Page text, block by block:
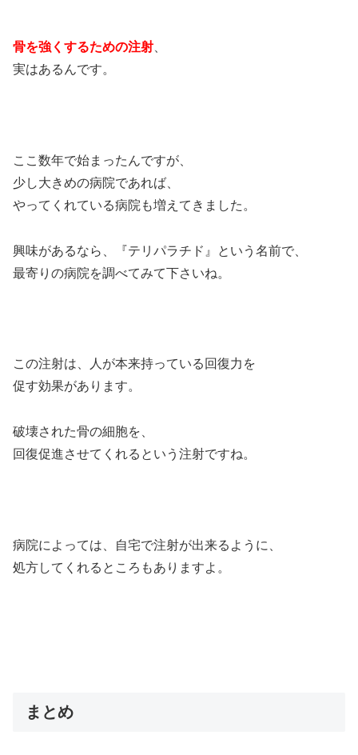
骨を強くするための注射
実はあるんです。
ここ数年で始まったんですが、
少し大きめの病院であれば、
やってくれている病院も増えてきました。
興味があるなら、『テリパラチド』という名前で、
最寄りの病院を調べてみて下さいね。
この注射は、人が本来持っている回復力を
促す効果があります。
破壊された骨の細胞を、
回復促進させてくれるという注射ですね。
病院によっては、自宅で注射が出来るように、
処方してくれるところもありますよ。
まとめ